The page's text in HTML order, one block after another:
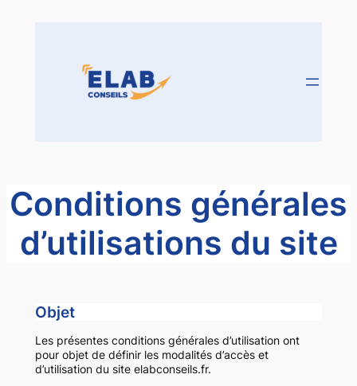
Conditions générales
d’utilisations du site
Objet
Les présentes conditions générales d’utilisation ont
pour objet de définir les modalités d’accès et
d’utilisation du site elabconseils.fr.